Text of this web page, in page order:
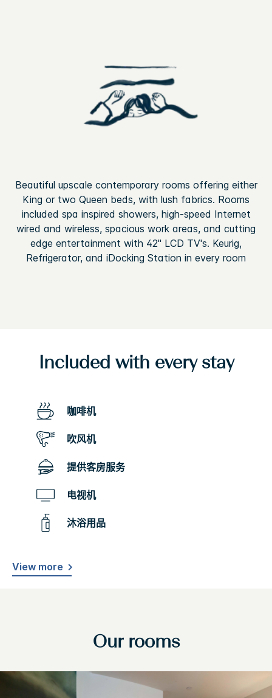
Beautiful upscale contemporary rooms offering either
King or two Queen beds, with lush fabrics. Rooms
included spa inspired showers, high-speed Internet
wired and wireless, spacious work areas, and cutting
edge entertainment with 42" LCD TV's. Keurig,
Refrigerator, and iDocking Station in every room
Included with every stay
咖啡机
吹风机
提供客房服务
电视机
沐浴用品
View more
Our rooms